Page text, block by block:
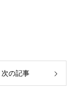
次の記事